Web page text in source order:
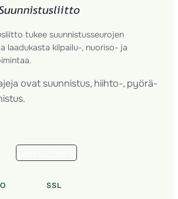
tukee suunnistusseurojen
laadukasta kilpailu-, nuoriso- ja
ovat suunnistus, hiihto-, pyörä-
SSL